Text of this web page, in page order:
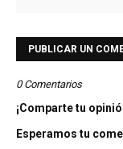
PUBLICAR UN
0 Comentarios
¡Comparte tu
Esperamos tu